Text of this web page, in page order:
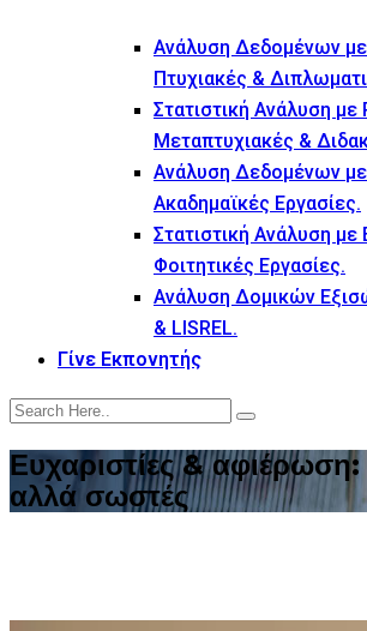
Ανάλυση Δεδομένων με
Πτυχιακές &
Στατιστική Ανάλυση με
Μεταπτυχιακές &
Ανάλυση Δεδομένων με
Ακαδημαϊκές Εργασίες.
Στατιστική Ανάλυση με
Φοιτητικές Εργασίες.
Ανάλυση Δομικών
& LISREL.
Γίνε Εκπονητής
Ευχαριστίες &
αλλά σωστές